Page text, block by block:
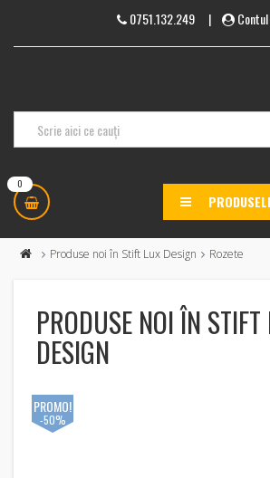
0751.132.249|
0
Produse noi în Stift Lux Design Rozete
PRODUSE NOI ÎN
DESIGN
PROMO!
-50%